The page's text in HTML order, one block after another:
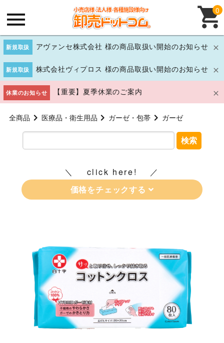
新規取扱 アヴァンセ株式会社 様の商品取扱い開始のお知らせ
新規取扱 株式会社ヴィプロス 様の商品取扱い開始のお知らせ
休業のお知らせ 【重要】夏季休業のご案内
0
全商品 医療品・衛生用品 ガーゼ・包帯 ガーゼ
検索
click here!
価格をチェックする